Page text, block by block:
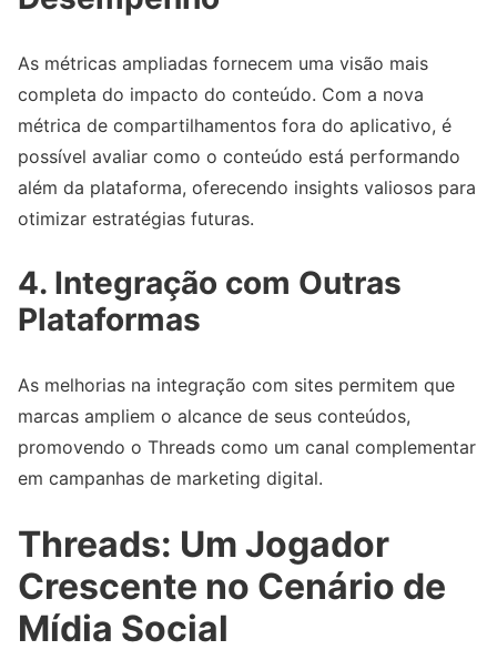
As métricas ampliadas fornecem uma visão mais
completa do impacto do conteúdo. Com a nova
métrica de compartilhamentos fora do aplicativo, é
possível avaliar como o conteúdo está performando
além da plataforma, oferecendo insights valiosos para
otimizar estratégias futuras.
4. Integração com Outras
Plataformas
As melhorias na integração com sites permitem que
marcas ampliem o alcance de seus conteúdos,
promovendo o Threads como um canal complementar
em campanhas de marketing digital.
Threads: Um Jogador
Crescente no Cenário de
Mídia Social